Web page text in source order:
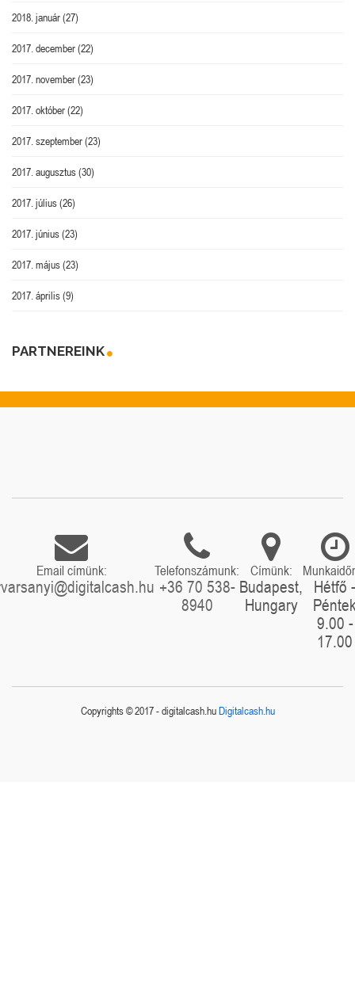
2018. január(27)
2017. december(22)
2017. november(23)
2017. október(22)
2017. szeptember(23)
2017. augusztus(30)
2017. július(26)
2017. június(23)
2017. május(23)
2017. április(9)
PARTNEREINK
Email címünk: Telefonszámunk:
+36 70 538-
8940
Címünk:
Budapest,
Hungary
Hétfő -
9.00 -
17.00
Copyrights © 2017 - digitalcash.huDigitalcash.hu